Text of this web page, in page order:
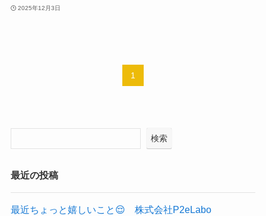
2025年12月3日
1
検索
最近の投稿
最近ちょっと嬉しいこと😌 株式会社P2eLabo